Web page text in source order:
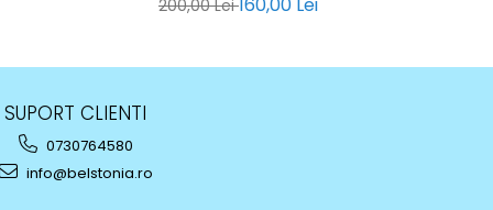
200,00 Lei160,00 Lei
SUPORT CLIENTI
0730764580
info@belstonia.ro